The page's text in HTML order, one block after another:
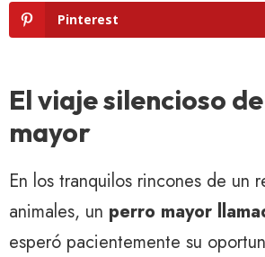
Pinterest
El viaje silencioso
mayor
En los tranquilos rincones de un
animales, un perro mayor
esperó pacientemente su